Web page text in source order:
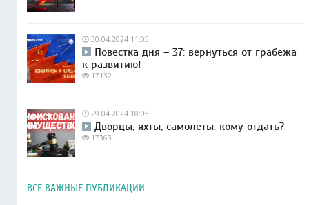
30.04.2024 11:05
Повестка дня – 37: вернуться от грабежа
к развитию!
17132
29.04.2024 18:05
Дворцы, яхты, самолеты: кому отдать?
17363
ВСЕ ВАЖНЫЕ ПУБЛИКАЦИИ